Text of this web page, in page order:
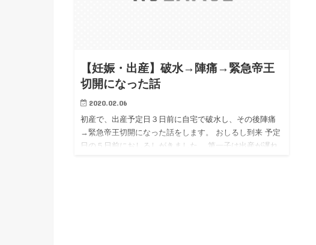
【妊娠・出産】破水→陣痛→緊急帝王
切開になった話
2020.02.06
初産で、出産予定日３日前に自宅で破水し、その後陣痛
→緊急帝王切開になった話をします。 おしるし到来 予定
日の５日前におしるしがきました。 第一子は出産が遅れ